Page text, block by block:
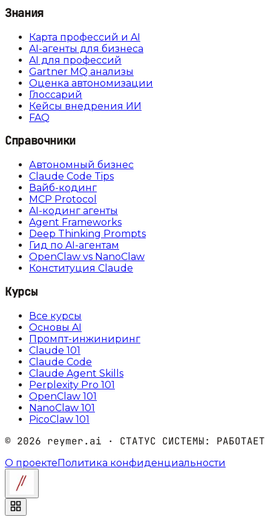
Знания
Карта профессий и AI
AI-агенты для бизнеса
AI для профессий
Gartner MQ анализы
Оценка автономизации
Глоссарий
Кейсы внедрения ИИ
FAQ
Справочники
Автономный бизнес
Claude Code Tips
Вайб-кодинг
MCP Protocol
AI-кодинг агенты
Agent Frameworks
Deep Thinking Prompts
Гид по AI-агентам
OpenClaw vs NanoClaw
Конституция Claude
Курсы
Все курсы
Основы AI
Промпт-инжиниринг
Claude 101
Claude Code
Claude Agent Skills
Perplexity Pro 101
OpenClaw 101
NanoClaw 101
PicoClaw 101
© 2026 reymer.ai · СТАТУС СИСТЕМЫ: РАБОТАЕТ
О проектеПолитика конфиденциальности